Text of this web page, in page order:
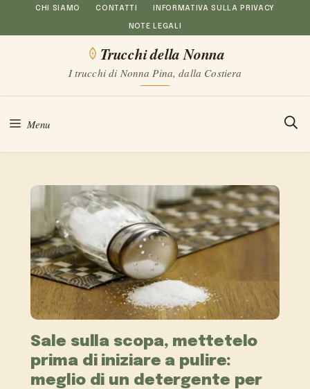
al
CHI SIAMO CONTATTI INFORMATIVA SULLA PRIVACY
NOTE LEGALI
Trucchi della Nonna
I trucchi di Nonna Pina, dalla Costiera
Menu
Sale sulla scopa, mettetelo
prima di iniziare a pulire:
meglio di un detergente per